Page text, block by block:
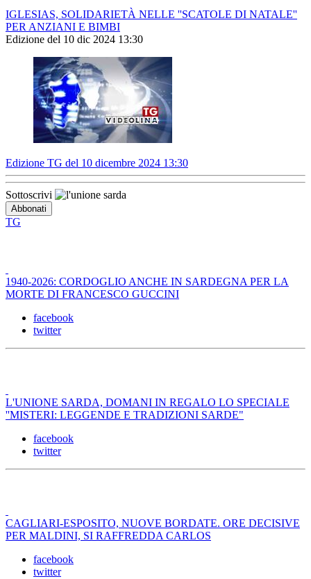
IGLESIAS, SOLIDARIETÀ NELLE ''SCATOLE DI NATALE''
PER ANZIANI E BIMBI
Edizione del 10 dic 2024 13:30
Edizione TG del 10 dicembre 2024 13:30
Sottoscrivi
TG
1940-2026: CORDOGLIO ANCHE IN SARDEGNA PER LA
MORTE DI FRANCESCO GUCCINI
facebook
twitter
L'UNIONE SARDA, DOMANI IN REGALO LO SPECIALE
''MISTERI: LEGGENDE E TRADIZIONI SARDE"
facebook
twitter
CAGLIARI-ESPOSITO, NUOVE BORDATE. ORE DECISIVE
PER MALDINI, SI RAFFREDDA CARLOS
facebook
twitter